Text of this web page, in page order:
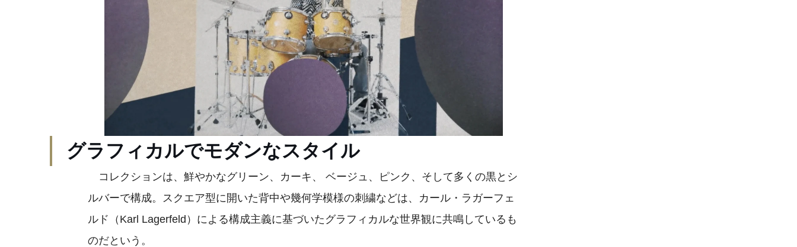
グラフィカルでモダンなスタイル
コレクションは、鮮やかなグリーン、カーキ、 ベージュ、ピンク、そして多くの黒とシ
ルバーで構成。スクエア型に開いた背中や幾何学模様の刺繍などは、カール・ラガーフェ
ルド（Karl Lagerfeld）による構成主義に基づいたグラフィカルな世界観に共鳴しているも
のだという。